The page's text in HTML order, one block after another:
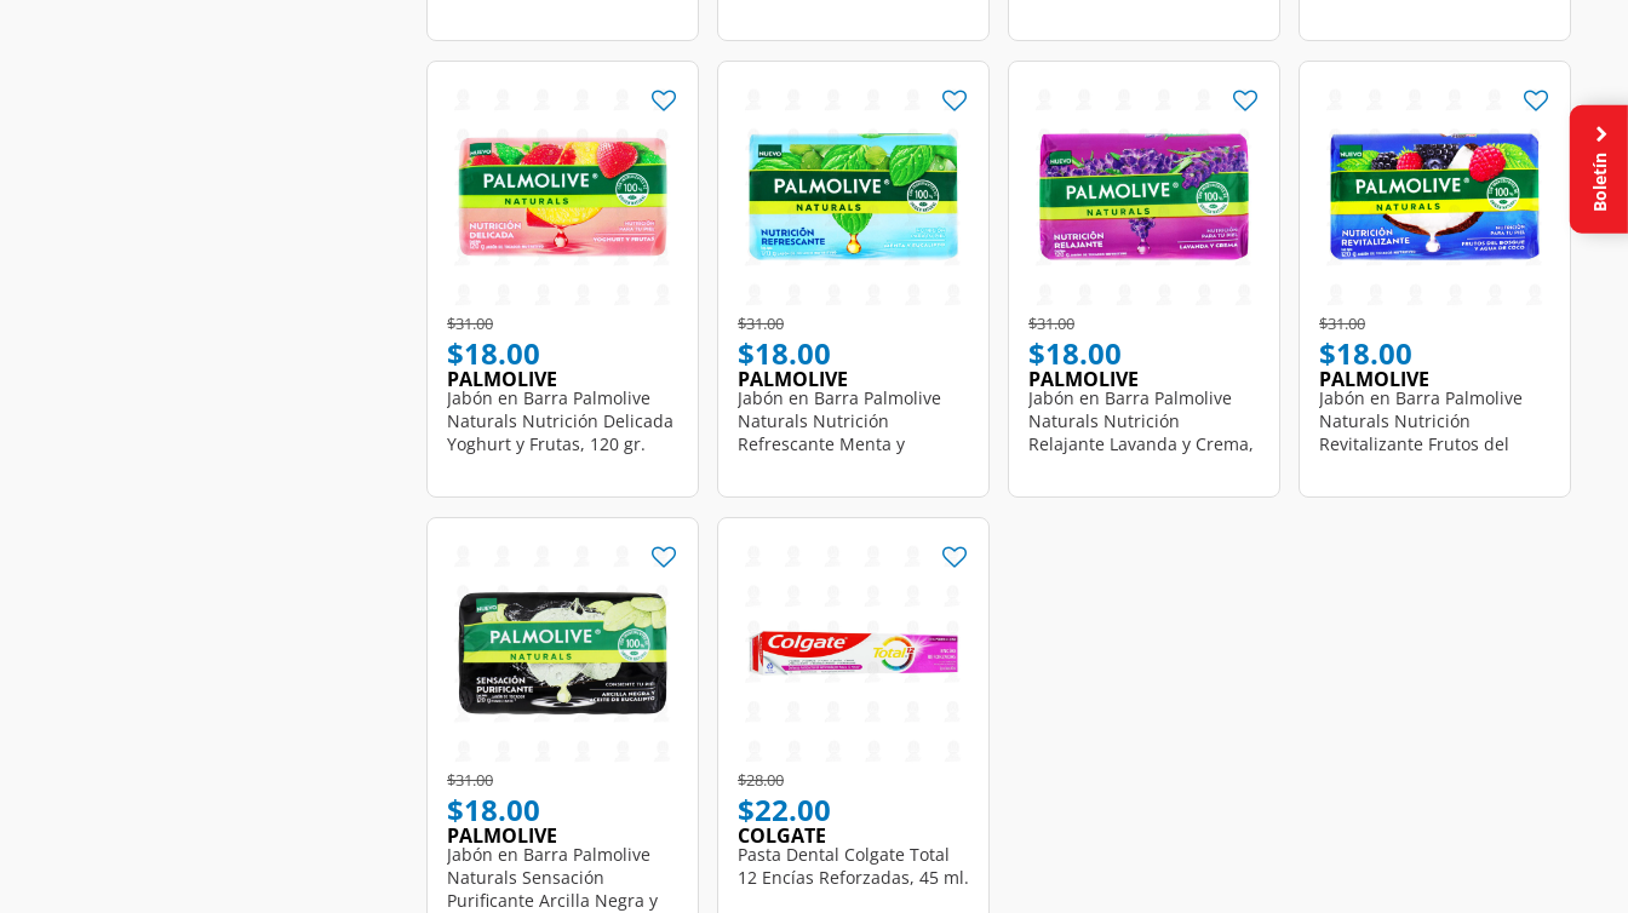
Price reduced from
$31.00to
$18.00
PALMOLIVE
Jabón en Barra Palmolive
Naturals Nutrición Delicada
Yoghurt y Frutas, 120 gr.
Price reduced from
$31.00to
$18.00
PALMOLIVE
Jabón en Barra Palmolive
Naturals Nutrición
Refrescante Menta y
Price reduced from
$31.00to
$18.00
PALMOLIVE
Jabón en Barra Palmolive
Naturals Nutrición
Relajante Lavanda y Crema,
Price reduced from
$31.00to
$18.00
PALMOLIVE
Jabón en Barra Palmolive
Naturals Nutrición
Revitalizante Frutos del
Price reduced from
$31.00to
$18.00
PALMOLIVE
Jabón en Barra Palmolive
Naturals Sensación
Purificante Arcilla Negra y
Price reduced from
$28.00to
$22.00
COLGATE
Pasta Dental Colgate Total
12 Encías Reforzadas, 45 ml.
Boletín